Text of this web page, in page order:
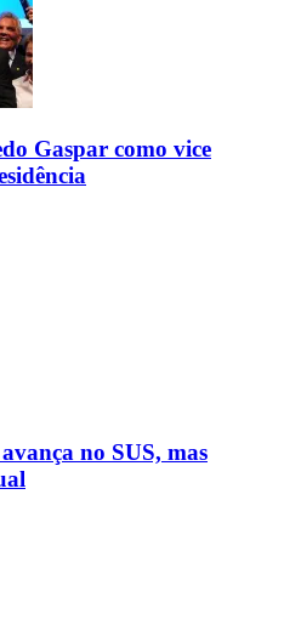
Gaspar como vice
no SUS, mas